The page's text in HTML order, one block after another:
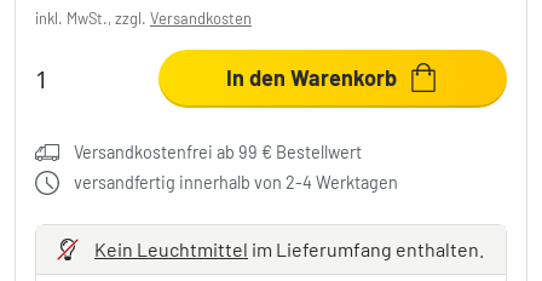
inkl. MwSt., zzgl. Versandkosten
In den Warenkorb
Versandkostenfrei ab 99 € Bestellwert
versandfertig innerhalb von 2-4 Werktagen
Kein Leuchtmittel im Lieferumfang enthalten.